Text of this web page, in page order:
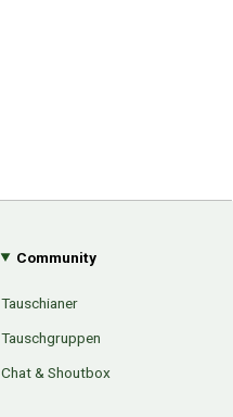
Community
Tauschianer
Tauschgruppen
Chat & Shoutbox